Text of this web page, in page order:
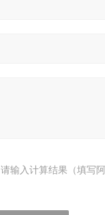
请输入计算结果（填写